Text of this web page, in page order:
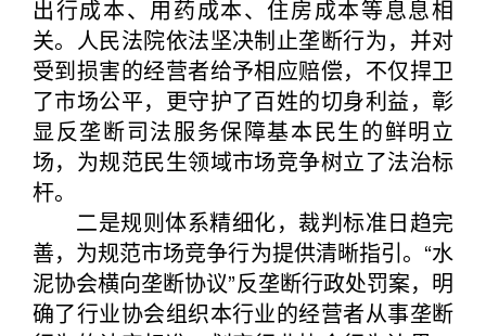
出行成本、用药成本、住房成本等息息相
关。人民法院依法坚决制止垄断行为，并对
受到损害的经营者给予相应赔偿，不仅捍卫
了市场公平，更守护了百姓的切身利益，彰
显反垄断司法服务保障基本民生的鲜明立
场，为规范民生领域市场竞争树立了法治标
杆。
二是规则体系精细化，裁判标准日趋完
善，为规范市场竞争行为提供清晰指引。“水
泥协会横向垄断协议”反垄断行政处罚案，明
确了行业协会组织本行业的经营者从事垄断